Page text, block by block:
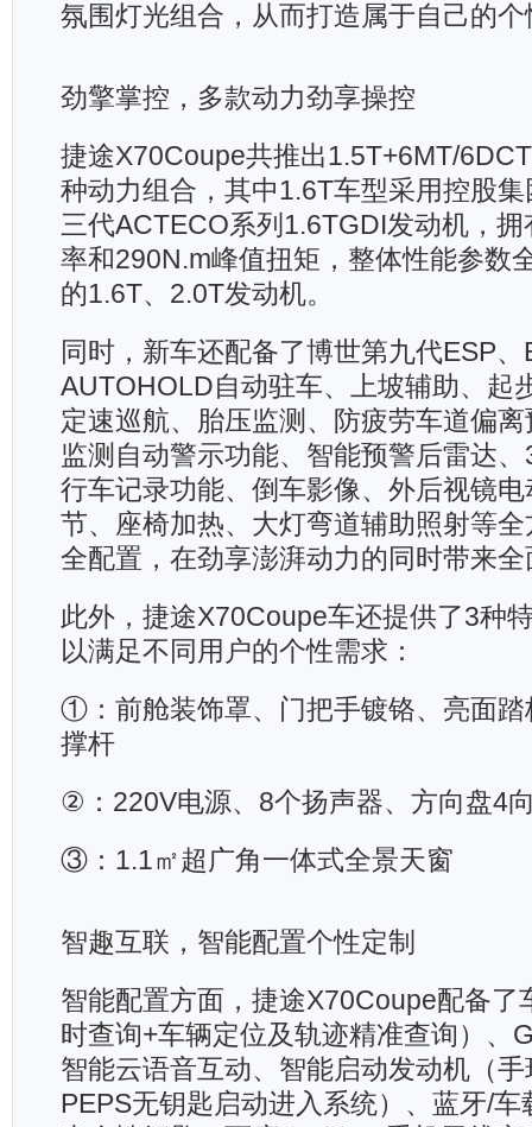
氛围灯光组合，从而打造属于自己的
劲擎掌控，多款动力劲享操控
捷途X70Coupe共推出1.5T+6MT/
种动力组合，其中1.6T车型采用控股
三代ACTECO系列1.6TGDI发动机，
率和290N.m峰值扭矩，整体性能参数
的1.6T、2.0T发动机。
同时，新车还配备了博世第九代ESP
AUTOHOLD自动驻车、上坡辅助、起
定速巡航、胎压监测、防疲劳车道偏
监测自动警示功能、智能预警后雷达
行车记录功能、倒车影像、外后视镜
节、座椅加热、大灯弯道辅助照射等
全配置，在劲享澎湃动力的同时带来
此外，捷途X70Coupe车还提供了3种
以满足不同用户的个性需求：
①：前舱装饰罩、门把手镀铬、亮面踏
撑杆
②：220V电源、8个扬声器、方向盘4
③：1.1㎡超广角一体式全景天窗
智趣互联，智能配置个性定制
智能配置方面，捷途X70Coupe配备了
时查询+车辆定位及轨迹精准查询）、
智能云语音互动、智能启动发动机（
PEPS无钥匙启动进入系统）、蓝牙/